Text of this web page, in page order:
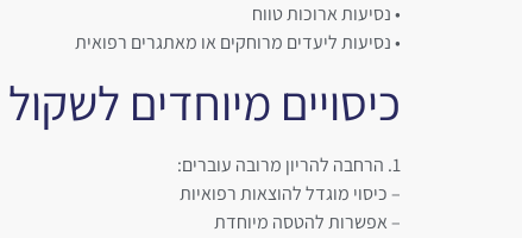
• נסיעות ארוכות טווח
• נסיעות ליעדים מרוחקים או מאתגרים רפואית
כיסויים מיוחדים לשקול
1. הרחבה להריון מרובה עוברים:
– כיסוי מוגדל להוצאות רפואיות
– אפשרות להטסה מיוחדת